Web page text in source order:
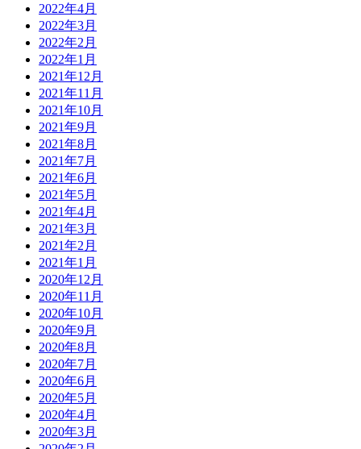
2022年4月
2022年3月
2022年2月
2022年1月
2021年12月
2021年11月
2021年10月
2021年9月
2021年8月
2021年7月
2021年6月
2021年5月
2021年4月
2021年3月
2021年2月
2021年1月
2020年12月
2020年11月
2020年10月
2020年9月
2020年8月
2020年7月
2020年6月
2020年5月
2020年4月
2020年3月